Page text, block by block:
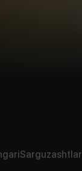
Sarguzashtlar